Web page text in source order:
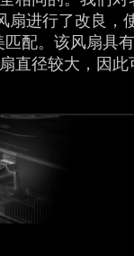
扇进行了改良，
配。该风扇具
直径较大，因